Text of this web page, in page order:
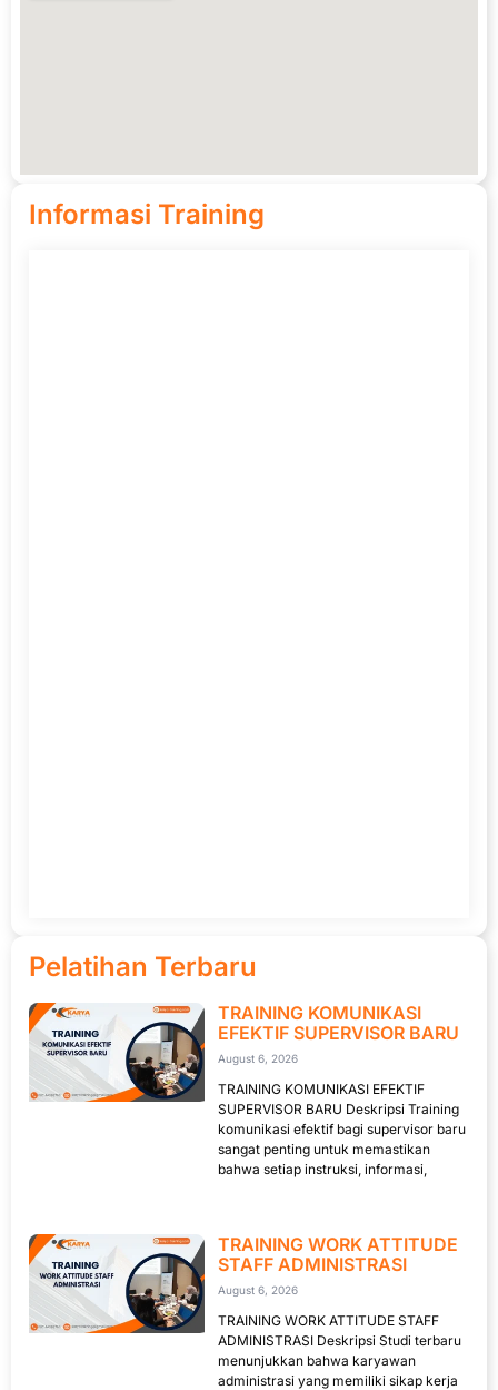
Informasi Training
Pelatihan Terbaru
TRAINING KOMUNIKASI
EFEKTIF SUPERVISOR BARU
August 6, 2026
TRAINING KOMUNIKASI EFEKTIF
SUPERVISOR BARU Deskripsi Training
komunikasi efektif bagi supervisor baru
sangat penting untuk memastikan
bahwa setiap instruksi, informasi,
TRAINING WORK ATTITUDE
STAFF ADMINISTRASI
August 6, 2026
TRAINING WORK ATTITUDE STAFF
ADMINISTRASI Deskripsi Studi terbaru
menunjukkan bahwa karyawan
administrasi yang memiliki sikap kerja